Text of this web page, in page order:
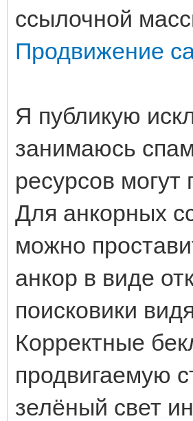
ссылочной
Продвижение
Я публикую
занимаюсь
ресурсов
Для анкорных
можно
анкор в виде
поисковики
Корректные
продвигаемую
зелёный свет